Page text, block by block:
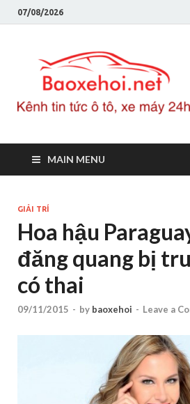
07/08/2026
MAIN MENU
GIẢI TRÍ
Hoa hậu
đăng quang bị
có thai
09/11/2015 - by baoxehoi - Leave a